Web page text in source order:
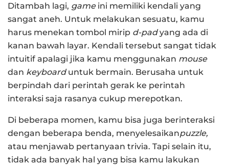
Ditambah lagi, gameini memiliki kendali yang
sangat aneh. Untuk melakukan sesuatu, kamu
harus menekan tombol mirip d-padyang ada di
kanan bawah layar. Kendali tersebut sangat tidak
intuitif apalagi jika kamu menggunakan mouse
dan keyboarduntuk bermain. Berusaha untuk
berpindah dari perintah gerak ke perintah
interaksi saja rasanya cukup merepotkan.
Di beberapa momen, kamu bisa juga berinteraksi
dengan beberapa benda, menyelesaikanpuzzle,
atau menjawab pertanyaan trivia. Tapi selain itu,
tidak ada banyak hal yang bisa kamu lakukan